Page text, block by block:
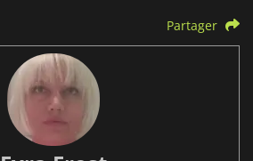
Partager